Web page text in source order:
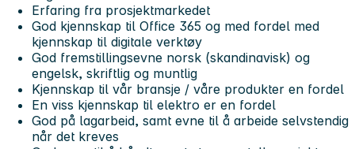
Erfaring fra prosjektmarkedet
God kjennskap til Office 365 og med fordel med
kjennskap til digitale verktøy
God fremstillingsevne norsk (skandinavisk) og
engelsk, skriftlig og muntlig
Kjennskap til vår bransje / våre produkter en fordel
En viss kjennskap til elektro er en fordel
God på lagarbeid, samt evne til å arbeide selvstendig
når det kreves